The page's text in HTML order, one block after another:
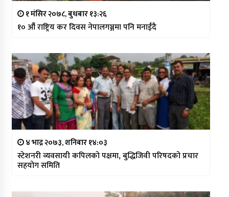
१ मंसिर २०७८, बुधबार १३:२६
१० औँ राष्ट्रिय कर दिवस नेपालगञ्जमा पनि मनाईंदै
४ भाद्र २०७३, शनिबार १४:०३
स्टेशनरी व्यवसायी कपिलको पक्षमा, बुद्धिजिवी परिषदको प्रचार
सहयोग समिति